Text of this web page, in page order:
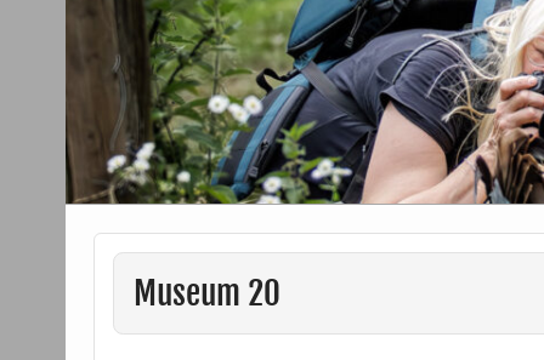
Museum 20